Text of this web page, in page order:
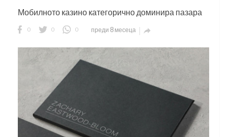
Мобилното казино категорично доминира пазара
0 0 0 преди 8 месеца 